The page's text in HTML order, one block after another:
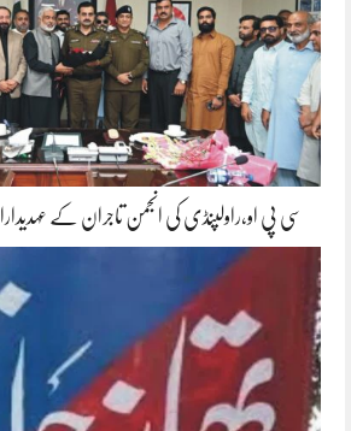
سی پی او،راولپنڈی کی انجمن تاجران کے